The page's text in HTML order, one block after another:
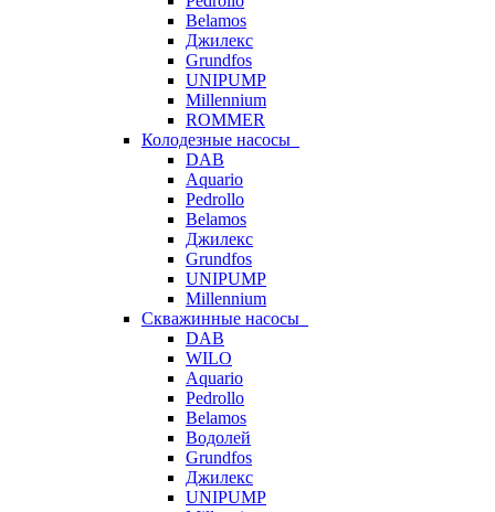
Belamos
Джилекс
Grundfos
UNIPUMP
Millennium
ROMMER
Колодезные насосы
DAB
Aquario
Pedrollo
Belamos
Джилекс
Grundfos
UNIPUMP
Millennium
Скважинные насосы
DAB
WILO
Aquario
Pedrollo
Belamos
Водолей
Grundfos
Джилекс
UNIPUMP